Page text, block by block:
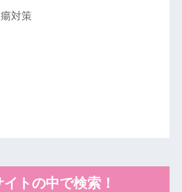
対策
トの中で検索！